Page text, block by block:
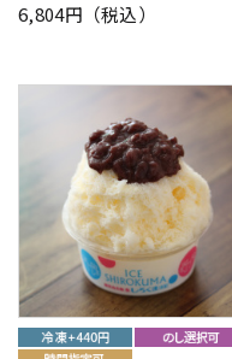
6,804円（税込）